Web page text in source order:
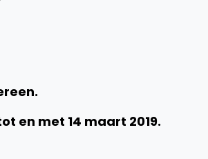
en met 14 maart 2019.